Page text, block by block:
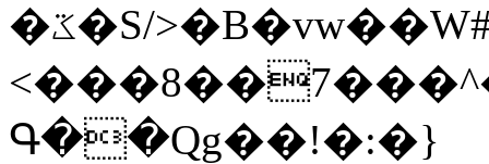
�ػ�S/>�B�vw��W#�I��*]\W��)Ħ�1��fC}
Գ��Qg��!�:�}